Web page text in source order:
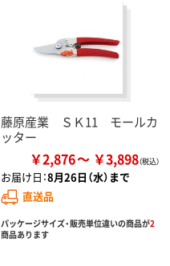
藤原産業 ＳＫ11 モールカ
ッター
￥2,876 ￥3,898
お届け日：8月26日（水）まで
直送品
パッケージサイズ・販売単位違いの商品が2
商品あります